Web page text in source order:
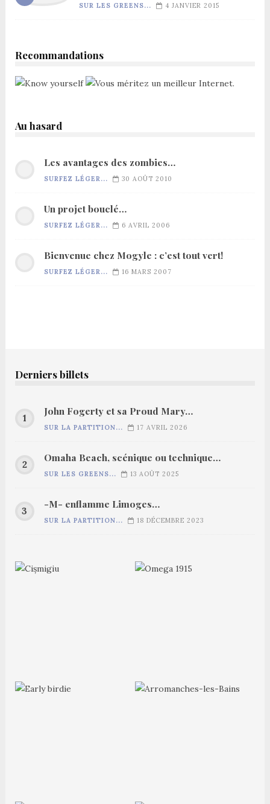
SUR LES GREENS... 4 JANVIER 2015
Recommandations
Au hasard
Les avantages des zombies…
SURFEZ LÉGER... 30 AOÛT 2010
Un projet bouclé…
SURFEZ LÉGER... 6 AVRIL 2006
Bienvenue chez Mogyle : c’est tout vert!
SURFEZ LÉGER... 16 MARS 2007
Derniers billets
John Fogerty et sa Proud Mary…
SUR LA PARTITION... 17 AVRIL 2026
Omaha Beach, scénique ou technique…
SUR LES GREENS... 13 AOÛT 2025
-M- enflamme Limoges…
SUR LA PARTITION... 18 DÉCEMBRE 2023